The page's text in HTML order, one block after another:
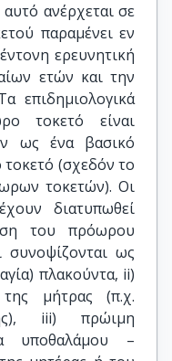
ανέρχεται σε
παραμένει εν
ερευνητική
ετών και την
επιδημιολογικά
τοκετό είναι
ως ένα βασικό
(σχεδόν το
τοκετών). Οι
διατυπωθεί
του πρόωρου
συνοψίζονται ως
πλακούντα, ii)
μήτρας (π.χ.
iii) πρώιμη
υποθαλάμου –